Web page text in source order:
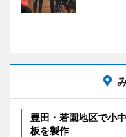
豊田・若園地区で小
板を製作